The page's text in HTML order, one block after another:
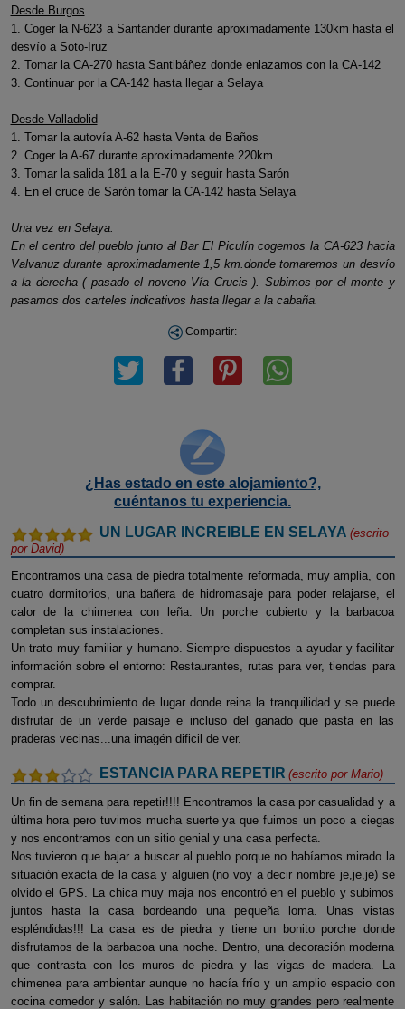
Desde Burgos
1. Coger la N-623 a Santander durante aproximadamente 130km hasta el
desvío a Soto-Iruz
2. Tomar la CA-270 hasta Santibáñez donde enlazamos con la CA-142
3. Continuar por la CA-142 hasta llegar a Selaya
Desde Valladolid
1. Tomar la autovía A-62 hasta Venta de Baños
2. Coger la A-67 durante aproximadamente 220km
3. Tomar la salida 181 a la E-70 y seguir hasta Sarón
4. En el cruce de Sarón tomar la CA-142 hasta Selaya
Una vez en Selaya:
En el centro del pueblo junto al Bar El Piculín cogemos la CA-623 hacia
Valvanuz durante aproximadamente 1,5 km.donde tomaremos un desvío
a la derecha ( pasado el noveno Vía Crucis ). Subimos por el monte y
pasamos dos carteles indicativos hasta llegar a la cabaña.
Compartir:
¿Has estado en este alojamiento?,
cuéntanos tu experiencia.
UN LUGAR INCREIBLE EN SELAYA (escrito
por David)
Encontramos una casa de piedra totalmente reformada, muy amplia, con
cuatro dormitorios, una bañera de hidromasaje para poder relajarse, el
calor de la chimenea con leña. Un porche cubierto y la barbacoa
completan sus instalaciones.
Un trato muy familiar y humano. Siempre dispuestos a ayudar y facilitar
información sobre el entorno: Restaurantes, rutas para ver, tiendas para
comprar.
Todo un descubrimiento de lugar donde reina la tranquilidad y se puede
disfrutar de un verde paisaje e incluso del ganado que pasta en las
praderas vecinas...una imagén dificil de ver.
ESTANCIA PARA REPETIR (escrito por Mario)
Un fin de semana para repetir!!!! Encontramos la casa por casualidad y a
última hora pero tuvimos mucha suerte ya que fuimos un poco a ciegas
y nos encontramos con un sitio genial y una casa perfecta.
Nos tuvieron que bajar a buscar al pueblo porque no habíamos mirado la
situación exacta de la casa y alguien (no voy a decir nombre je,je,je) se
olvido el GPS. La chica muy maja nos encontró en el pueblo y subimos
juntos hasta la casa bordeando una pequeña loma. Unas vistas
espléndidas!!! La casa es de piedra y tiene un bonito porche donde
disfrutamos de la barbacoa una noche. Dentro, una decoración moderna
que contrasta con los muros de piedra y las vigas de madera. La
chimenea para ambientar aunque no hacía frío y un amplio espacio con
cocina comedor y salón. Las habitación no muy grandes pero realmente